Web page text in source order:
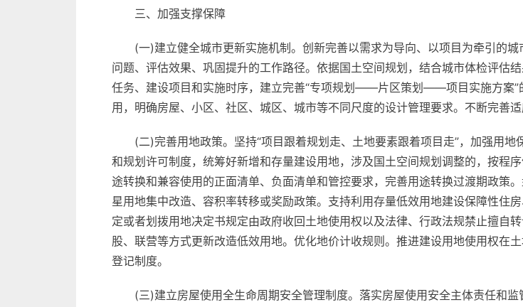
三、加强支撑保障
(一)建立健全城市更新实施机制。创新完善以需求为导向、以项目为牵引的
问题、评估效果、巩固提升的工作路径。依据国土空间规划，结合城市体检评估
任务、建设项目和实施时序，建立完善“专项规划——片区策划——项目实施方案”
用，明确房屋、小区、社区、城区、城市等不同尺度的设计管理要求。不断完善
(二)完善用地政策。坚持“项目跟着规划走、土地要素跟着项目走”，加强用
和规划许可制度，统筹好新增和存量建设用地，涉及国土空间规划调整的，按程
途转换和兼容使用的正面清单、负面清单和管控要求，完善用途转换过渡期政策
星用地集中改造、容积率转移或奖励政策。支持利用存量低效用地建设保障性住
定或者划拨用地决定书规定由政府收回土地使用权以及法律、行政法规禁止擅自
股、联营等方式更新改造低效用地。优化地价计收规则。推进建设用地使用权在
登记制度。
(三)建立房屋使用全生命周期安全管理制度。落实房屋使用安全主体责任和